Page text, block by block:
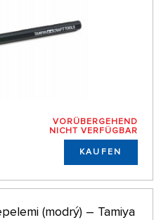
VORÜBERGEHEND
NICHT VERFÜGBAR
KAUFEN
(modrý) – Tamiya